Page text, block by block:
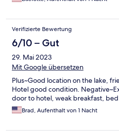
Verifizierte Bewertung
6/10 – Gut
29. Mai 2023
Mit Google übersetzen
Plus~Good location on the lake,
Hotel good condition.
door to hotel, weak breakfast,
Brad, Aufenthalt von 1 Nacht